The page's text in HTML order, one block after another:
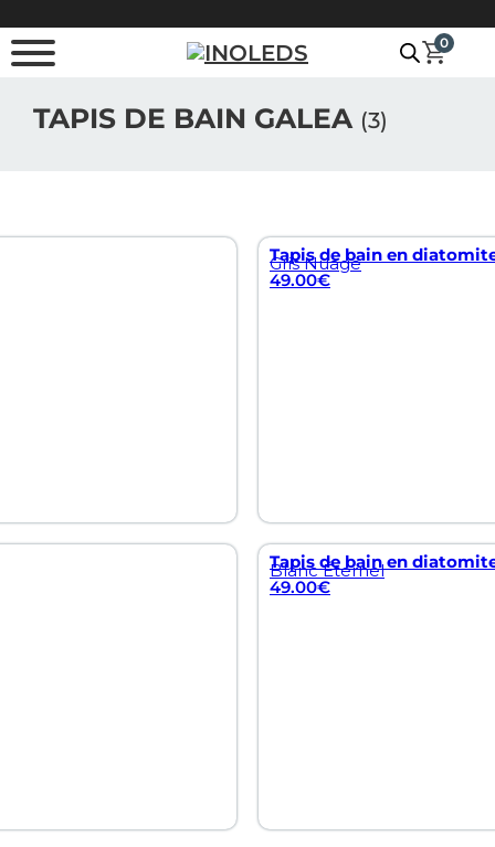
0
TAPIS DE BAIN GALEA (3)
Tapis de bain en
Gris Nuage
49.00€
Tapis de bain en
Blanc Éternel
49.00€